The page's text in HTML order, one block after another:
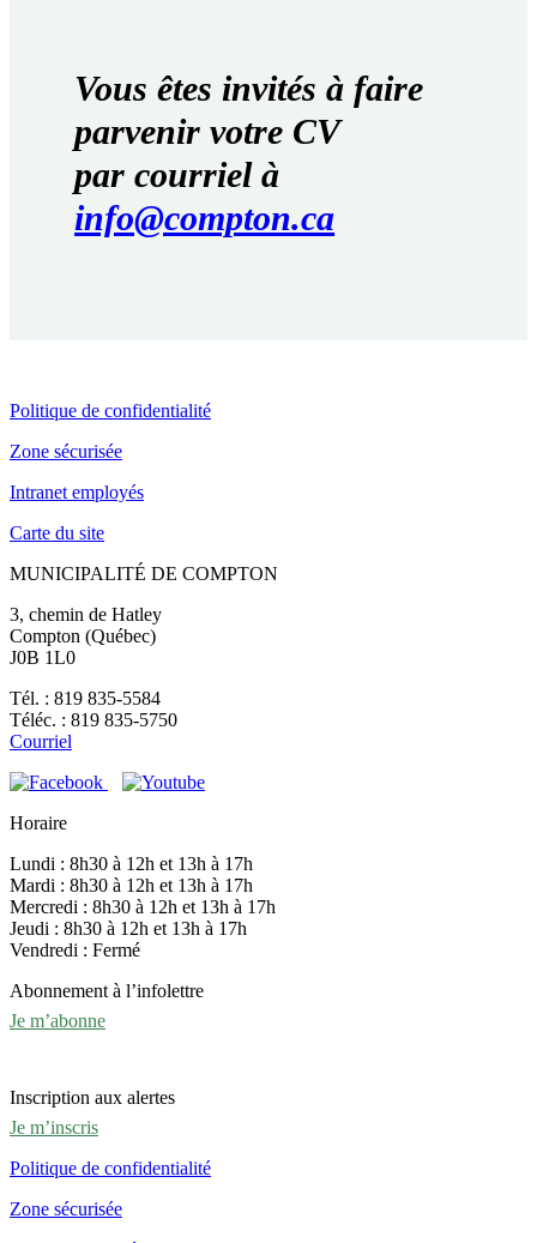
Vous êtes invités à faire
parvenir votre CV
par courriel à
info@compton.ca
Politique de confidentialité
Zone sécurisée
Intranet employés
Carte du site
MUNICIPALITÉ DE COMPTON
3, chemin de Hatley
Compton (Québec)
J0B 1L0
Tél. : 819 835-5584
Téléc. : 819 835-5750
Courriel
Horaire
Lundi : 8h30 à 12h et 13h à 17h
Mardi : 8h30 à 12h et 13h à 17h
Mercredi : 8h30 à 12h et 13h à 17h
Jeudi : 8h30 à 12h et 13h à 17h
Vendredi : Fermé
Abonnement à l’infolettre
Je m’abonne
Inscription aux alertes
Je m’inscris
Politique de confidentialité
Zone sécurisée